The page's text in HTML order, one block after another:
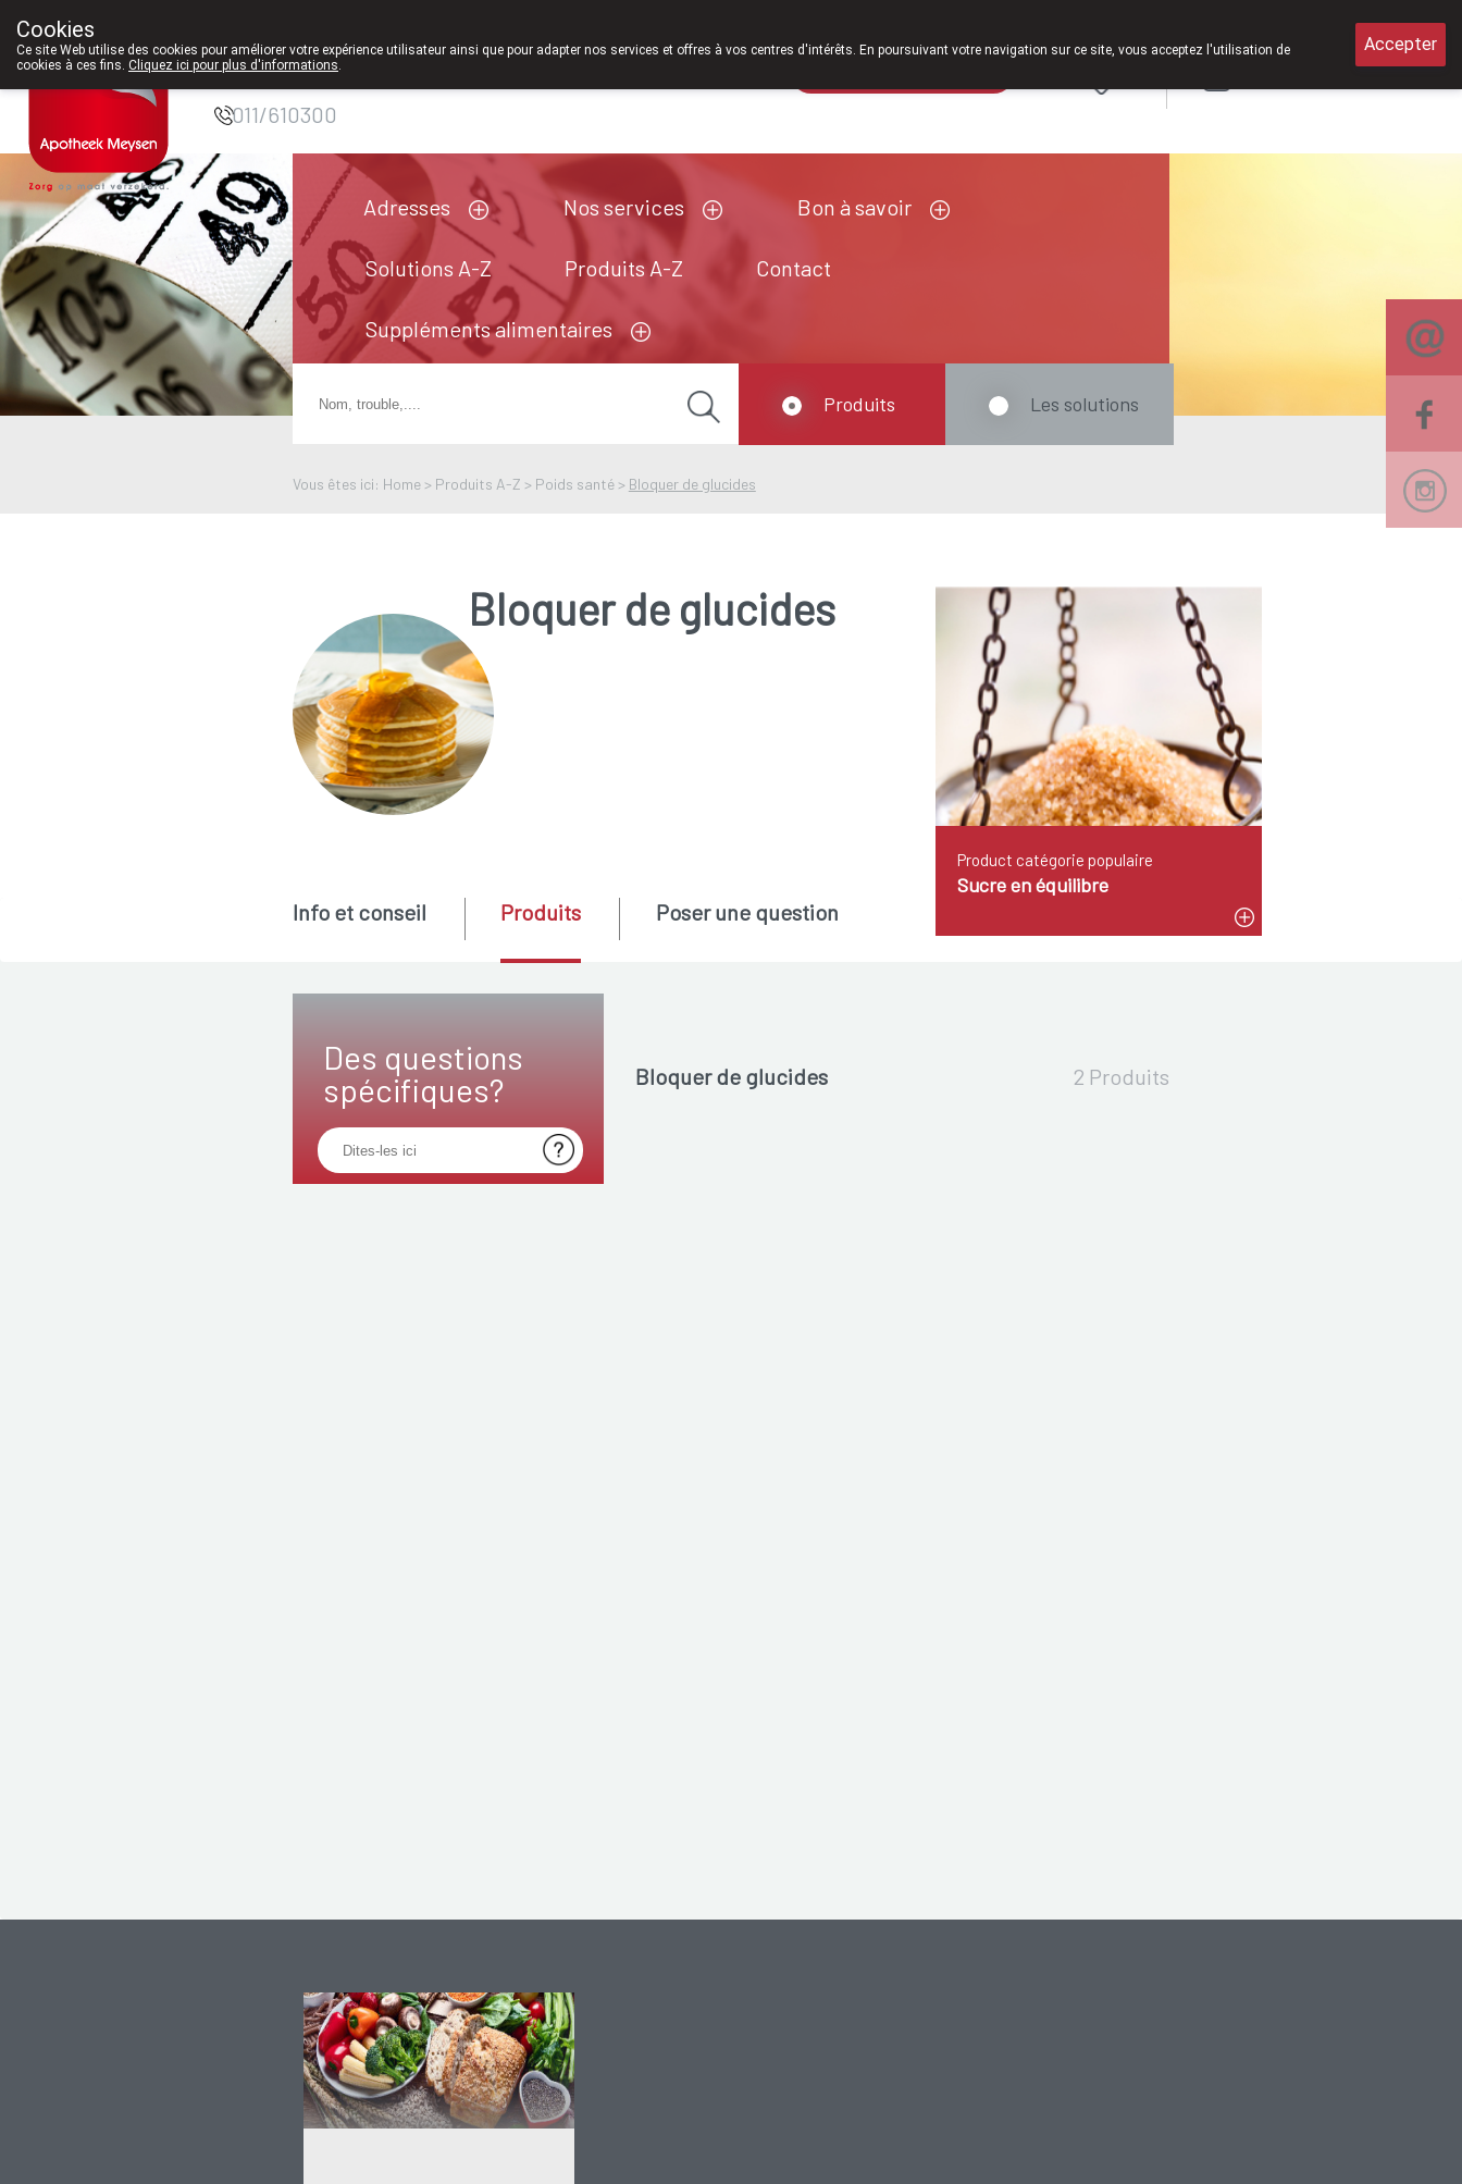
Pharmacie Meysen
SPRL
011/610300
Adresses Nos services Bon à savoir
Solutions A-Z Produits A-Z Contact
Suppléments alimentaires
Vous êtes ici: Home > Produits A-Z > Poids santé > Bloquer de glucides
Produits Les solutions
Product catégorie populaire
Sucre en équilibre
Bloquer de glucides
Des questions
spécifiques?
Info et conseil Produits Poser une question
Bloquer de glucides 2 Produits
Cookies
Ce site Web utilise des cookies pour améliorer votre expérience utilisateur ainsi que pour adapter nos services et offres à vos centres d'intérêts. En poursuivant votre navigation sur ce site, vous acceptez l'utilisation de
cookies à ces fins. Cliquez ici pour plus d'informations.
Accepter